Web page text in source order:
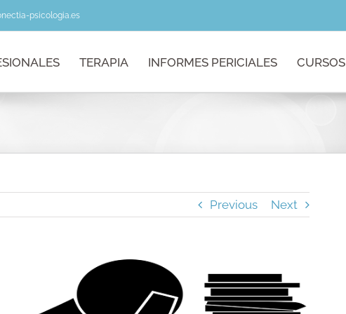
psicologia.es
TERAPIA INFORMES PERICIALES CURSOS
Previous Next